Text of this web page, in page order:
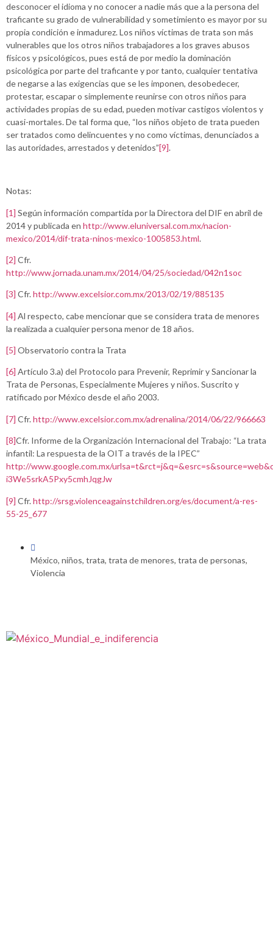
desconocer el idioma y no conocer a nadie más que a la persona del
traficante su grado de vulnerabilidad y sometimiento es mayor por su
propia condición e inmadurez. Los niños víctimas de trata son más
vulnerables que los otros niños trabajadores a los graves abusos
físicos y psicológicos, pues está de por medio la dominación
psicológica por parte del traficante y por tanto, cualquier tentativa
de negarse a las exigencias que se les imponen, desobedecer,
protestar, escapar o simplemente reunirse con otros niños para
actividades propias de su edad, pueden motivar castigos violentos y
cuasi-mortales. De tal forma que, “los niños objeto de trata pueden
ser tratados como delincuentes y no como víctimas, denunciados a
las autoridades, arrestados y detenidos”[9].
Notas:
[1] Según información compartida por la Directora del DIF en abril de
2014 y publicada en http://www.eluniversal.com.mx/nacion-
mexico/2014/dif-trata-ninos-mexico-1005853.html.
[2] Cfr.
http://www.jornada.unam.mx/2014/04/25/sociedad/042n1soc
[3] Cfr.http://www.excelsior.com.mx/2013/02/19/885135
[4] Al respecto, cabe mencionar que se considera trata de menores
la realizada a cualquier persona menor de 18 años.
[5] Observatorio contra la Trata
[6] Artículo 3.a) del Protocolo para Prevenir, Reprimir y Sancionar la
Trata de Personas, Especialmente Mujeres y niños. Suscrito y
ratificado por México desde el año 2003.
[7] Cfr.http://www.excelsior.com.mx/adrenalina/2014/06/22/966663
[8]Cfr. Informe de la Organización Internacional del Trabajo: “La trata
infantil: La respuesta de la OIT a través de la IPEC”
http://www.google.com.mx/
i3We5srkA5Pxy5cmhJqgJw
[9] Cfr.http://srsg.violenceagainstchildren.org/es/document/a-res-
55-25_677
México, niños, trata, trata de menores, trata de personas,
Violencia